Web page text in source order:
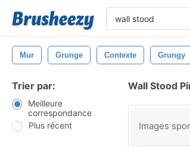
Mur Grunge Contexte Grungy
Trier par:
Meilleure
correspondance
Plus récent
Wall Stood
Images